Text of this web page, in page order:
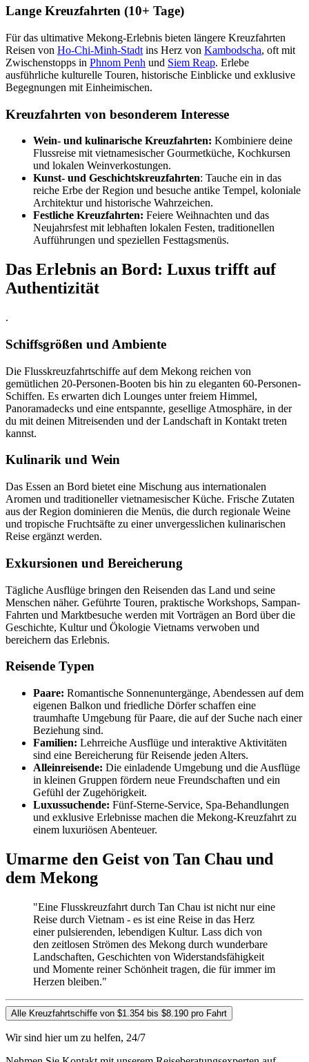
Lange Kreuzfahrten (10+ Tage)
Für das ultimative Mekong-Erlebnis bieten längere Kreuzfahrten
Reisen von Ho-Chi-Minh-Stadt ins Herz von Kambodscha, oft mit
Zwischenstopps in Phnom Penh und Siem Reap. Erlebe
ausführliche kulturelle Touren, historische Einblicke und exklusive
Begegnungen mit Einheimischen.
Kreuzfahrten von besonderem Interesse
Wein- und kulinarische Kreuzfahrten: Kombiniere deine
Flussreise mit vietnamesischer Gourmetküche, Kochkursen
und lokalen Weinverkostungen.
Kunst- und Geschichtskreuzfahrten: Tauche ein in das
reiche Erbe der Region und besuche antike Tempel, koloniale
Architektur und historische Wahrzeichen.
Festliche Kreuzfahrten: Feiere Weihnachten und das
Neujahrsfest mit lebhaften lokalen Festen, traditionellen
Aufführungen und speziellen Festtagsmenüs.
Das Erlebnis an Bord: Luxus trifft auf
Authentizität
.
Schiffsgrößen und Ambiente
Die Flusskreuzfahrtschiffe auf dem Mekong reichen von
gemütlichen 20-Personen-Booten bis hin zu eleganten 60-Personen-
Schiffen. Es erwarten dich Lounges unter freiem Himmel,
Panoramadecks und eine entspannte, gesellige Atmosphäre, in der
du mit deinen Mitreisenden und der Landschaft in Kontakt treten
kannst.
Kulinarik und Wein
Das Essen an Bord bietet eine Mischung aus internationalen
Aromen und traditioneller vietnamesischer Küche. Frische Zutaten
aus der Region dominieren die Menüs, die durch regionale Weine
und tropische Fruchtsäfte zu einer unvergesslichen kulinarischen
Reise ergänzt werden.
Exkursionen und Bereicherung
Tägliche Ausflüge bringen den Reisenden das Land und seine
Menschen näher. Geführte Touren, praktische Workshops, Sampan-
Fahrten und Marktbesuche werden mit Vorträgen an Bord über die
Geschichte, Kultur und Ökologie Vietnams verwoben und
bereichern das Erlebnis.
Reisende Typen
Paare: Romantische Sonnenuntergänge, Abendessen auf dem
eigenen Balkon und friedliche Dörfer schaffen eine
traumhafte Umgebung für Paare, die auf der Suche nach einer
Beziehung sind.
Familien: Lehrreiche Ausflüge und interaktive Aktivitäten
sind eine Bereicherung für Reisende jeden Alters.
Alleinreisende: Die einladende Umgebung und die Ausflüge
in kleinen Gruppen fördern neue Freundschaften und ein
Gefühl der Zugehörigkeit.
Luxussuchende: Fünf-Sterne-Service, Spa-Behandlungen
und exklusive Erlebnisse machen die Mekong-Kreuzfahrt zu
einem luxuriösen Abenteuer.
Umarme den Geist von Tan Chau und
dem Mekong
"Eine Flusskreuzfahrt durch Tan Chau ist nicht nur eine
Reise durch Vietnam - es ist eine Reise in das Herz
einer pulsierenden, lebendigen Kultur. Lass dich von
den zeitlosen Strömen des Mekong durch wunderbare
Landschaften, Geschichten von Widerstandsfähigkeit
und Momente reiner Schönheit tragen, die für immer im
Herzen bleiben."
Alle Kreuzfahrtschiffe von $1.354 bis $8.190 pro Fahrt
Wir sind hier um zu helfen, 24/7